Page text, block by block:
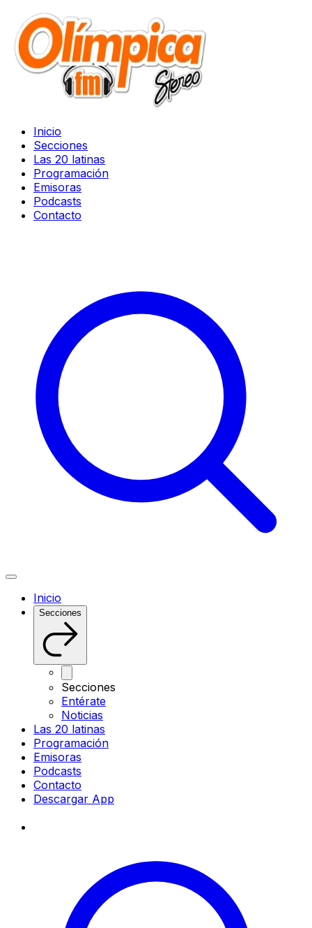
Inicio
Secciones
Las 20 latinas
Programación
Emisoras
Podcasts
Contacto
Inicio
Secciones
Secciones
Entérate
Noticias
Las 20 latinas
Programación
Emisoras
Podcasts
Contacto
Descargar App